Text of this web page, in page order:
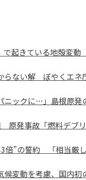
で起きている地殻変
らない解 ぼやくエ
ニックに…」島根原発
原発事故「燃料デブ
3倍”の誓約 「相当厳
候変動を考慮、国内